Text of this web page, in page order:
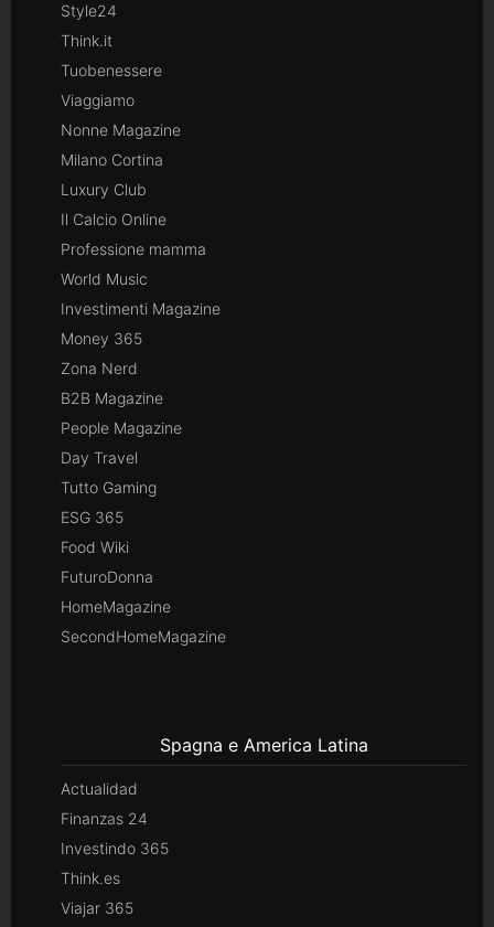
Style24
Think.it
Tuobenessere
Viaggiamo
Nonne Magazine
Milano Cortina
Luxury Club
Il Calcio Online
Professione mamma
World Music
Investimenti Magazine
Money 365
Zona Nerd
B2B Magazine
People Magazine
Day Travel
Tutto Gaming
ESG 365
Food Wiki
FuturoDonna
HomeMagazine
SecondHomeMagazine
Spagna e America Latina
Actualidad
Finanzas 24
Investindo 365
Think.es
Viajar 365